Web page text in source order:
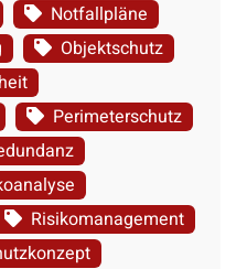
Notfallpläne
Objektschutz
Perimeterschutz
Risikomanagement